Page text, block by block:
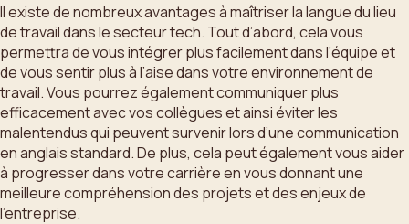
Il existe de nombreux avantages à maîtriser la langue du lieu
de travail dans le secteur tech. Tout d’abord, cela vous
permettra de vous intégrer plus facilement dans l’équipe et
de vous sentir plus à l’aise dans votre environnement de
travail. Vous pourrez également communiquer plus
efficacement avec vos collègues et ainsi éviter les
malentendus qui peuvent survenir lors d’une communication
en anglais standard. De plus, cela peut également vous aider
à progresser dans votre carrière en vous donnant une
meilleure compréhension des projets et des enjeux de
l’entreprise.